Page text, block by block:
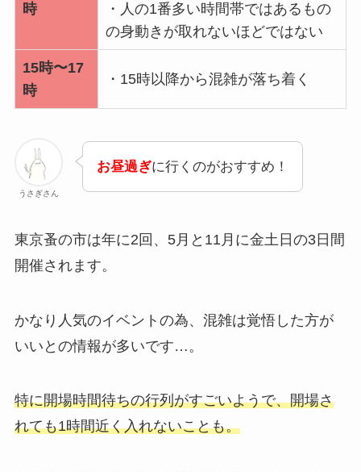
時
・人の1番多い時間帯ではあるもの
の身動きが取れないほどではない
15時〜17
時
・15時以降から混雑が落ち着く
うさぎさん
お昼過ぎに行くのがおすすめ！
東京蚤の市は年に2回、5月と11月に金土日の3日間
開催されます。
かなり人気のイベントの為、混雑は覚悟した方が
いいとの情報が多いです…。
特に開場時間待ちの行列がすごいようで、開場さ
れても1時間近く入れないことも。